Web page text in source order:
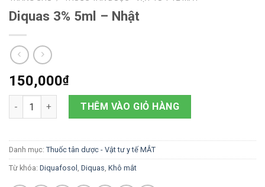
Diquas 3% 5ml – Nhật
150,000₫
Số lượng THÊM VÀO GIỎ HÀNG
Danh mục: Thuốc tân dược - Vật tư y tế MẮT
Từ khóa: Diquafosol , Diquas, Khô mắt